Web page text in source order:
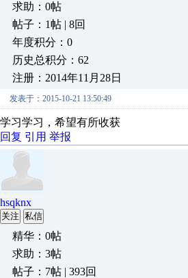
求助：0帖
帖子：1帖 | 8回
年度积分：0
历史总积分：62
注册：2014年11月28日
发表于：2015-10-21 13:50:49
学习学习，希望有所收获
回复 引用 举报
hsqknx
关注 私信
精华：0帖
求助：3帖
帖子：7帖 | 393回